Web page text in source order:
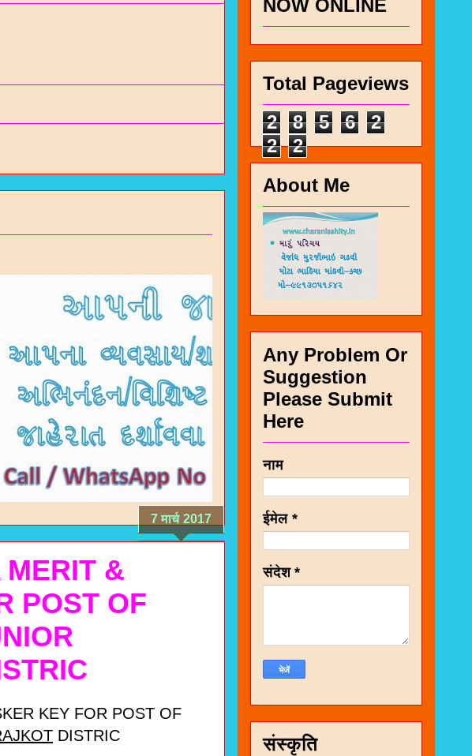
7 मार्च 2017
&
POST OF
KEY FOR POST OF
DISTRIC
NOW ONLINE
Total Pageviews
2
8 5 6
2
2
2
About Me
Any Problem Or
Suggestion
Please Submit
Here
नाम
ईमेल *
संदेश *
संस्कृति